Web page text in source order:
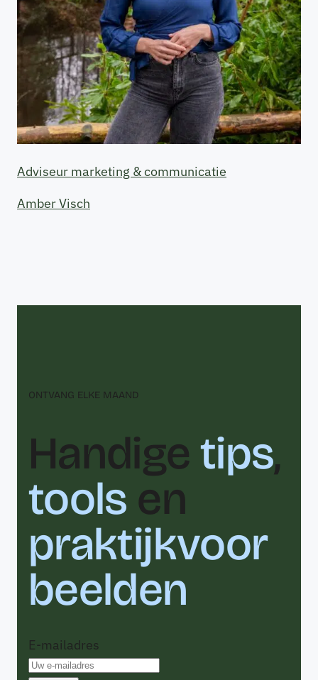
Adviseur marketing & communicatie
Amber Visch
ONTVANG ELKE MAAND
Handigetips,
tools en
praktijkvoor
beelden
E-mailadres